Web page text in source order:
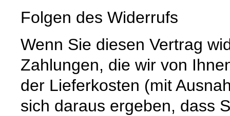
Folgen des Widerrufs
Wenn Sie diesen Vertrag
Zahlungen, die wir von
der Lieferkosten (mit
sich daraus ergeben, dass